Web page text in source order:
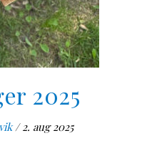
2025
/ 2. aug 2025